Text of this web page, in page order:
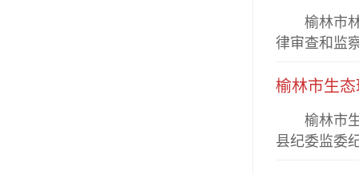
榆林市林
律审查和监
榆林市生
榆林市生
县纪委监委